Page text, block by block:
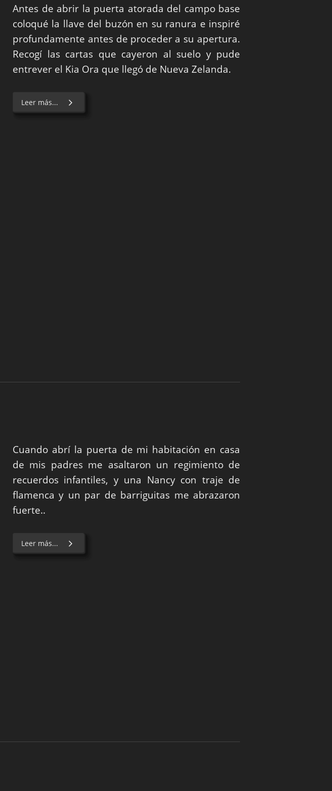
Antes de abrir la puerta atorada del campo base
coloqué la llave del buzón en su ranura e inspiré
profundamente antes de proceder a su apertura.
Recogí las cartas que cayeron al suelo y pude
entrever el Kia Ora que llegó de Nueva Zelanda.
Leer más...
Cuando abrí la puerta de mi habitación en casa
de mis padres me asaltaron un regimiento de
recuerdos infantiles, y una Nancy con traje de
flamenca y un par de barriguitas me abrazaron
fuerte..
Leer más...